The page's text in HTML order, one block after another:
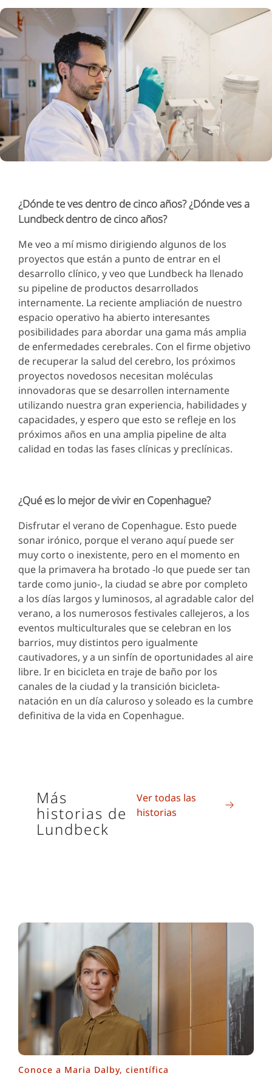
¿Dónde te ves dentro de cinco años? ¿Dónde ves a
Lundbeck dentro de cinco años?
Me veo a mí mismo dirigiendo algunos de los
proyectos que están a punto de entrar en el
desarrollo clínico, y veo que Lundbeck ha llenado
su pipeline de productos desarrollados
internamente. La reciente ampliación de nuestro
espacio operativo ha abierto interesantes
posibilidades para abordar una gama más amplia
de enfermedades cerebrales. Con el firme objetivo
de recuperar la salud del cerebro, los próximos
proyectos novedosos necesitan moléculas
innovadoras que se desarrollen internamente
utilizando nuestra gran experiencia, habilidades y
capacidades, y espero que esto se refleje en los
próximos años en una amplia pipeline de alta
calidad en todas las fases clínicas y preclínicas.
¿Qué es lo mejor de vivir en Copenhague?
Disfrutar el verano de Copenhague. Esto puede
sonar irónico, porque el verano aquí puede ser
muy corto o inexistente, pero en el momento en
que la primavera ha brotado -lo que puede ser tan
tarde como junio-, la ciudad se abre por completo
a los días largos y luminosos, al agradable calor del
verano, a los numerosos festivales callejeros, a los
eventos multiculturales que se celebran en los
barrios, muy distintos pero igualmente
cautivadores, y a un sinfín de oportunidades al aire
libre. Ir en bicicleta en traje de baño por los
canales de la ciudad y la transición bicicleta-
natación en un día caluroso y soleado es la cumbre
definitiva de la vida en Copenhague.
Más
historias de
Lundbeck
Ver todas las
historias
Conoce a Maria Dalby, científica